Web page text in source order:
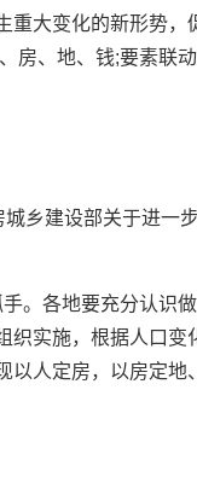
重大变化的新形势，
房、地、钱;要素联动
。各地要充分认识
织实施，根据人口变
以人定房，以房定地